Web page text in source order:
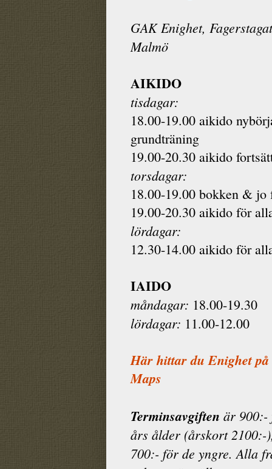
GAK Enighet,
Malmö
AIKIDO
tisdagar:
18.00-19.00 aikido
grundträning
19.00-20.30 aikido
torsdagar:
18.00-19.00 bokken & jo
19.00-20.30 aikido för
lördagar:
12.30-14.00 aikido för
IAIDO
måndagar: 18.00-19.30
lördagar: 11.00-12.00
Här hittar du Enighet på
Maps
Terminsavgiften är 900:-
års ålder (årskort 2100:-
700:- för de yngre. Alla